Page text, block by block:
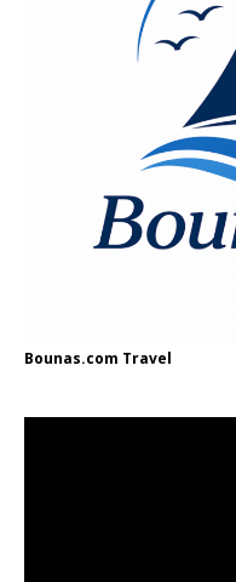
Bounas.com Travel